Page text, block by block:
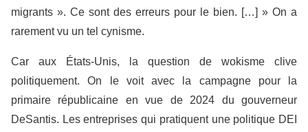
migrants ». Ce sont des erreurs pour le bien. […] » On a
rarement vu un tel cynisme.
Car aux États-Unis, la question de wokisme clive
politiquement. On le voit avec la campagne pour la
primaire républicaine en vue de 2024 du gouverneur
DeSantis. Les entreprises qui pratiquent une politique DEI